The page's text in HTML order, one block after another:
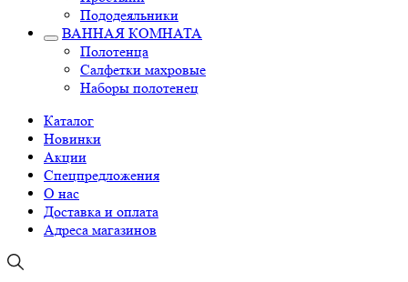
Пододеяльники
ВАННАЯ КОМНАТА
Полотенца
Салфетки махровые
Наборы полотенец
Каталог
Новинки
Акции
Спецпредложения
О нас
Доставка и оплата
Адреса магазинов